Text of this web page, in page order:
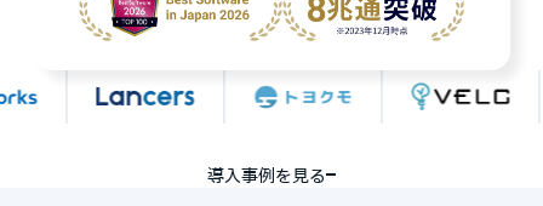
導入事例を見る